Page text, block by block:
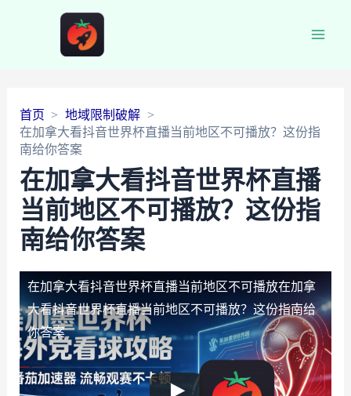
首页
地域限制破解
在加拿大看抖音世界杯直播当前地区不可播放？这份指
南给你答案
在加拿大看抖音世界杯直播
当前地区不可播放？这份指
南给你答案
在加拿大看抖音世界杯直播当前地区不可播放在加拿
大看抖音世界杯直播当前地区不可播放？这份指南给
你答案